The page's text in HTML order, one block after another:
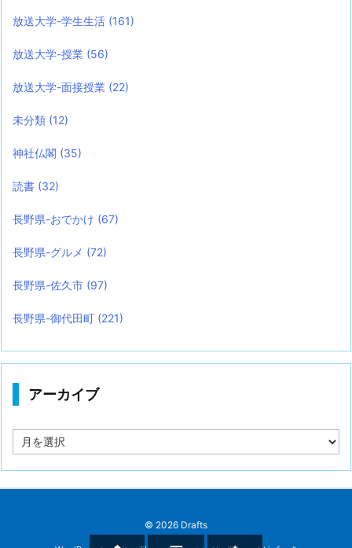
放送大学-学生生活 (161)
放送大学-授業 (56)
放送大学-面接授業 (22)
未分類 (12)
神社仏閣 (35)
読書 (32)
長野県-おでかけ (67)
長野県-グルメ (72)
長野県-佐久市 (97)
長野県-御代田町 (221)
アーカイブ
ー
© 2026 Drafts